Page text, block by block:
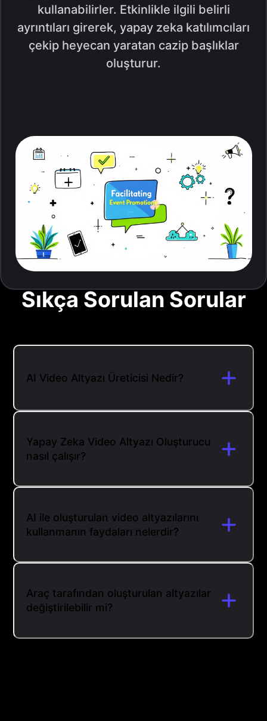
kullanabilirler. Etkinlikle ilgili belirli
ayrıntıları girerek, yapay zeka katılımcıları
çekip heyecan yaratan cazip başlıklar
oluşturur.
Sıkça Sorulan Sorular
AI Video Altyazı Üreticisi Nedir?
Yapay Zeka Video Altyazı Oluşturucu
nasıl çalışır?
AI ile oluşturulan video altyazılarını
kullanmanın faydaları nelerdir?
Araç tarafından oluşturulan altyazılar
değiştirilebilir mi?